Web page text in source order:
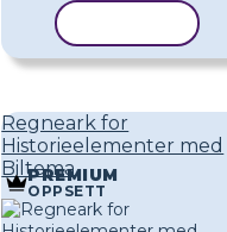
Regneark for
Historieelementer med
Biltema
PREMIUM
OPPSETT